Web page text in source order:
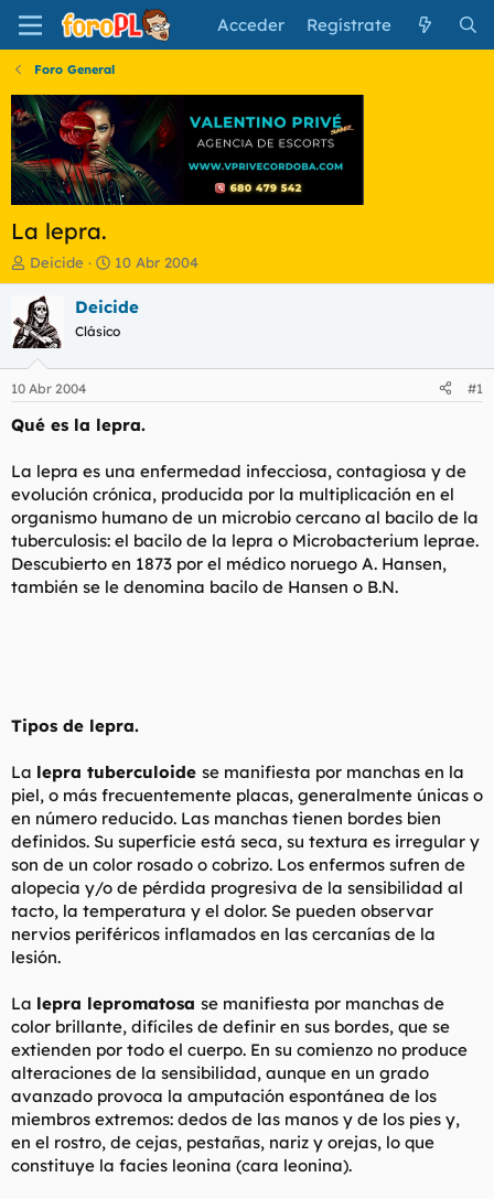
Acceder Regístrate
Foro General
La lepra.
I
n
i
c
i
a
d
o
r
l
t
e
m
a
Deicide
F
e
c
a
i
n
i
i
o
10 Abr 2004
Deicide
Clásico
10 Abr 2004 #1
Qué es la lepra.
La lepra es una enfermedad infecciosa, contagiosa y de
evolución crónica, producida por la multiplicación en el
organismo humano de un microbio cercano al bacilo de la
tuberculosis: el bacilo de la lepra o Microbacterium leprae.
Descubierto en 1873 por el médico noruego A. Hansen,
también se le denomina bacilo de Hansen o B.N.
Tipos de lepra.
La lepra tuberculoide se manifiesta por manchas en la
piel, o más frecuentemente placas, generalmente únicas o
en número reducido. Las manchas tienen bordes bien
definidos. Su superficie está seca, su textura es irregular y
son de un color rosado o cobrizo. Los enfermos sufren de
alopecia y/o de pérdida progresiva de la sensibilidad al
tacto, la temperatura y el dolor. Se pueden observar
nervios periféricos inflamados en las cercanías de la
lesión.
La lepra lepromatosa se manifiesta por manchas de
color brillante, difíciles de definir en sus bordes, que se
extienden por todo el cuerpo. En su comienzo no produce
alteraciones de la sensibilidad, aunque en un grado
avanzado provoca la amputación espontánea de los
miembros extremos: dedos de las manos y de los pies y,
en el rostro, de cejas, pestañas, nariz y orejas, lo que
constituye la facies leonina (cara leonina).